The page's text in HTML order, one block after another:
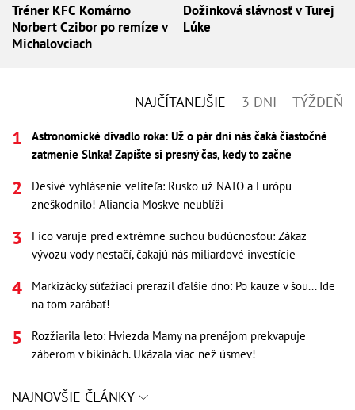
Tréner KFC Komárno
Norbert Czibor po remíze v
Michalovciach
Dožinková slávnosť v Turej
Lúke
NAJČÍTANEJŠIE 3 DNI TÝŽDEŇ
Astronomické divadlo roka: Už o pár dní nás čaká čiastočné
zatmenie Slnka! Zapíšte si presný čas, kedy to začne
Desivé vyhlásenie veliteľa: Rusko už NATO a Európu
zneškodnilo! Aliancia Moskve neublíži
Fico varuje pred extrémne suchou budúcnosťou: Zákaz
vývozu vody nestačí, čakajú nás miliardové investície
Markizácky súťažiaci prerazil ďalšie dno: Po kauze v šou... Ide
na tom zarábať!
Rozžiarila leto: Hviezda Mamy na prenájom prekvapuje
záberom v bikinách. Ukázala viac než úsmev!
NAJNOVŠIE ČLÁNKY